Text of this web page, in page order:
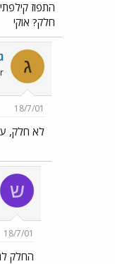
התפוז
חלק? אוקי
ג
18/7/01
לא חלק,
ש
18/7/01
החלק